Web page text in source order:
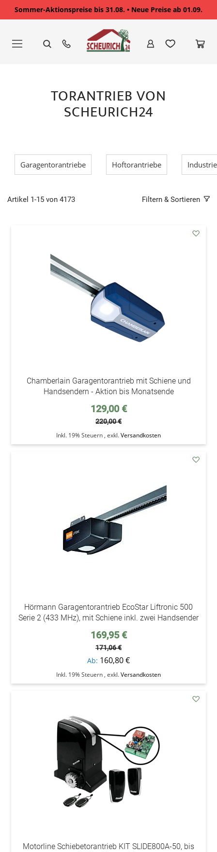
Sommer-Aktionspreise bis 31.08. • Neue Preise ab 01.09.
springen
TORANTRIEB VON
SCHEURICH24
Garagentorantriebe Hoftorantriebe
Artikel 1-15 von 4173 Filtern & Sortieren
Chamberlain Garagentorantrieb mit Schiene und
Handsendern - Aktion bis Monatsende
Sonderpreis
129,00 €
220,00 €
Inkl. 19% Steuern , exkl.Versandkosten
Hörmann Garagentorantrieb EcoStar Liftronic 500
Serie 2 (433 MHz), mit Schiene inkl. zwei Handsender
Sonderpreis
169,95 €
171,06 €
Ab 160,80 €
Inkl. 19% Steuern , exkl.Versandkosten
Motorline Schiebetorantrieb KIT SLIDE800A-50, bis